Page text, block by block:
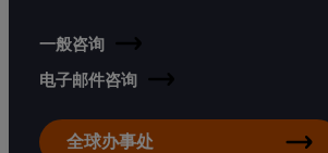
一般咨询
电子邮件咨询
全球办事处